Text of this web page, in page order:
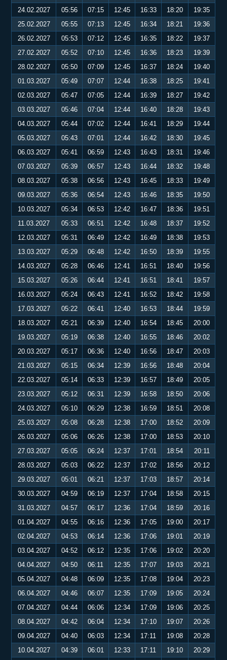
24.02.2027
05:56 07:15 12:45 16:33 18:20
19:35
25.02.2027
05:55 07:13 12:45 16:34 18:21
19:36
26.02.2027
05:53 07:12 12:45 16:35 18:22
19:37
27.02.2027
05:52 07:10 12:45 16:36 18:23
19:39
28.02.2027
05:50 07:09 12:45 16:37 18:24
19:40
01.03.2027
05:49 07:07 12:44 16:38 18:25
19:41
02.03.2027
05:47 07:05 12:44 16:39 18:27
19:42
03.03.2027
05:46 07:04 12:44 16:40 18:28
19:43
04.03.2027
05:44 07:02 12:44 16:41 18:29
19:44
05.03.2027
05:43 07:01 12:44 16:42 18:30
19:45
06.03.2027
05:41 06:59 12:43 16:43 18:31
19:46
07.03.2027
05:39 06:57 12:43 16:44 18:32
19:48
08.03.2027
05:38 06:56 12:43 16:45 18:33
19:49
09.03.2027
05:36 06:54 12:43 16:46 18:35
19:50
10.03.2027
05:34 06:53 12:42 16:47 18:36
19:51
11.03.2027
05:33 06:51 12:42 16:48 18:37
19:52
12.03.2027
05:31 06:49 12:42 16:49 18:38
19:53
13.03.2027
05:29 06:48 12:42 16:50 18:39
19:55
14.03.2027
05:28 06:46 12:41 16:51 18:40
19:56
15.03.2027
05:26 06:44 12:41 16:51 18:41
19:57
16.03.2027
05:24 06:43 12:41 16:52 18:42
19:58
17.03.2027
05:22 06:41 12:40 16:53 18:44
19:59
18.03.2027
05:21 06:39 12:40 16:54 18:45
20:00
19.03.2027
05:19 06:38 12:40 16:55 18:46
20:02
20.03.2027
05:17 06:36 12:40 16:56 18:47
20:03
21.03.2027
05:15 06:34 12:39 16:56 18:48
20:04
22.03.2027
05:14 06:33 12:39 16:57 18:49
20:05
23.03.2027
05:12 06:31 12:39 16:58 18:50
20:06
24.03.2027
05:10 06:29 12:38 16:59 18:51
20:08
25.03.2027
05:08 06:28 12:38 17:00 18:52
20:09
26.03.2027
05:06 06:26 12:38 17:00 18:53
20:10
27.03.2027
05:05 06:24 12:37 17:01 18:54
20:11
28.03.2027
05:03 06:22 12:37 17:02 18:56
20:12
29.03.2027
05:01 06:21 12:37 17:03 18:57
20:14
30.03.2027
04:59 06:19 12:37 17:04 18:58
20:15
31.03.2027
04:57 06:17 12:36 17:04 18:59
20:16
01.04.2027
04:55 06:16 12:36 17:05 19:00
20:17
02.04.2027
04:53 06:14 12:36 17:06 19:01
20:19
03.04.2027
04:52 06:12 12:35 17:06 19:02
20:20
04.04.2027
04:50 06:11 12:35 17:07 19:03
20:21
05.04.2027
04:48 06:09 12:35 17:08 19:04
20:23
06.04.2027
04:46 06:07 12:35 17:09 19:05
20:24
07.04.2027
04:44 06:06 12:34 17:09 19:06
20:25
08.04.2027
04:42 06:04 12:34 17:10 19:07
20:26
09.04.2027
04:40 06:03 12:34 17:11 19:08
20:28
10.04.2027
04:39 06:01 12:33 17:11 19:10 20:29